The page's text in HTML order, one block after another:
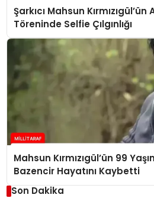
Şarkıcı Mahsun
Töreninde Selfie Çılgınlığı
Mahsun Kırmızıgül’ün 99
Bazencir Hayatını Kaybetti
Son Dakika